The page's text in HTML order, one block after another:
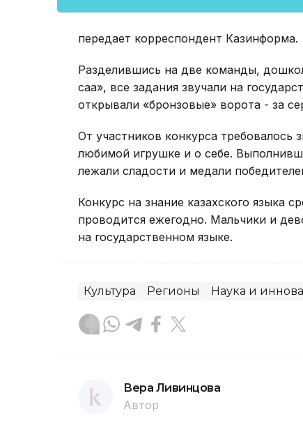
передает корреспондент Казинформа.
Разделившись на две команды,
сақа», все задания звучали на
открывали «бронзовые» ворота - за
От участников конкурса требовалось
любимой игрушке и о себе.
лежали сладости и медали
Конкурс на знание казахского языка
проводится ежегодно. Мальчики и
на государственном языке.
Культура Регионы Наука и
Вера Ливинцова
Автор